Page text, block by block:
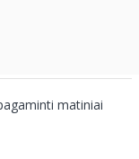
matiniai